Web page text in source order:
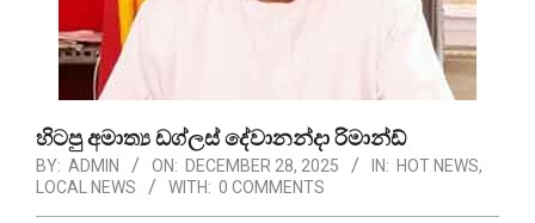
හිටපු අමාත්‍ය ඩග්ලස් දේවානන්දා රිමාන්ඩ්
BY: ADMIN ON: DECEMBER 28, 2025 IN: HOT NEWS,
LOCAL NEWS
WITH: 0 COMMENTS